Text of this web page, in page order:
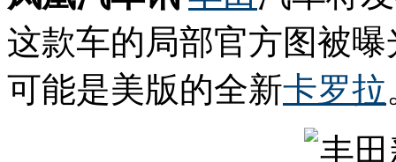
这款车的局部官方图被
可能是美版的全新卡罗拉